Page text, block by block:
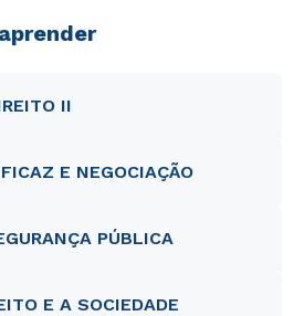
II
E NEGOCIAÇÃO
PÚBLICA
E A SOCIEDADE